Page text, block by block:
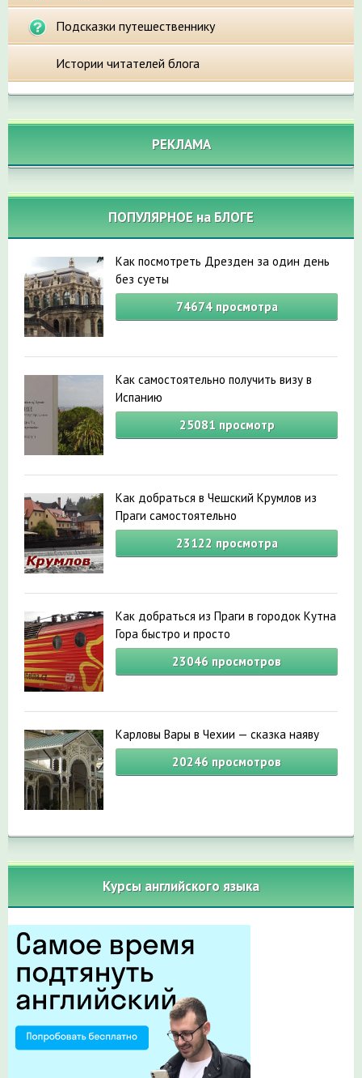
Подсказки путешественнику
Истории читателей блога
РЕКЛАМА
ПОПУЛЯРНОЕ на БЛОГЕ
Как посмотреть Дрезден за один день
без суеты
74674просмотра
Как самостоятельно получить визу в
Испанию
25081просмотр
Как добраться в Чешский Крумлов из
Праги самостоятельно
23122 просмотра
Как добраться из Праги в городок Кутна
Гора быстро и просто
23046 просмотров
Карловы Вары в Чехии — сказка наяву
20246 просмотров
Курсы английского языка